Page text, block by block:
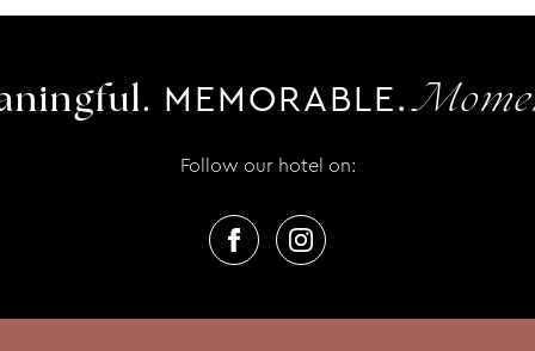
MEMORABLE.
Follow our hotel on: